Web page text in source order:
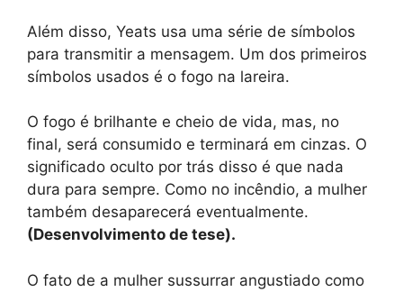
Além disso, Yeats usa uma série de símbolos
para transmitir a mensagem. Um dos primeiros
símbolos usados ​​é o fogo na lareira.
O fogo é brilhante e cheio de vida, mas, no
final, será consumido e terminará em cinzas. O
significado oculto por trás disso é que nada
dura para sempre. Como no incêndio, a mulher
também desaparecerá eventualmente.
(Desenvolvimento de tese).
O fato de a mulher sussurrar angustiado como